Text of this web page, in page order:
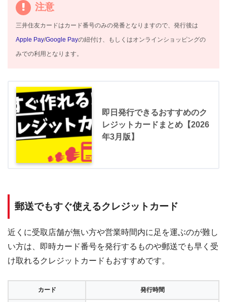
注意
三井住友カードはカード番号のみの発番となりますので、発行後は
Apple Pay/Google Payの紐付け、もしくはオンラインショッピングの
みでの利用となります。
即日発行できるおすすめのク
レジットカードまとめ【2026
年3月版】
郵送でもすぐ使えるクレジットカード
近くに受取店舗が無い方や営業時間内に足を運ぶのが難し
い方は、即時カード番号を発行するものや郵送でも早く受
け取れるクレジットカードもおすすめです。
カード 発行時間